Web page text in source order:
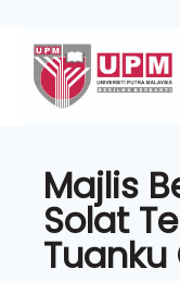
Majlis
Solat